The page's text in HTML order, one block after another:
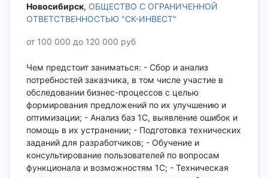
Новосибирск‎, ОБЩЕСТВО С ОГРАНИЧЕННОЙ
ОТВЕТСТВЕННОСТЬЮ "СК-ИНВЕСТ"
от 100 000 до 120 000 руб
Чем предстоит заниматься: - Сбор и анализ
потребностей заказчика, в том числе участие в
обследовании бизнес-процессов с целью
формирования предложений по их улучшению и
оптимизации; - Анализ баз 1С, выявление ошибок и
помощь в их устранении; - Подготовка технических
заданий для разработчиков; - Обучение и
консультирование пользователей по вопросам
функционала и возможностям 1С; - Техническая